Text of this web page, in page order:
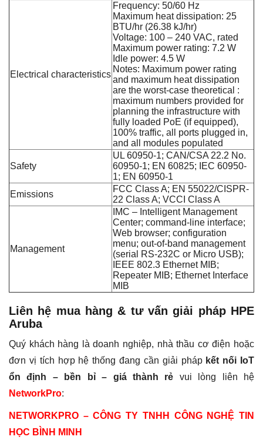
Electrical characteristics
Frequency: 50/60 Hz
Maximum heat dissipation: 25
BTU/hr (26.38 kJ/hr)
Voltage: 100 – 240 VAC, rated
Maximum power rating: 7.2 W
Idle power: 4.5 W
Notes: Maximum power rating
and maximum heat dissipation
are the worst-case theoretical :
maximum numbers provided for
planning the infrastructure with
fully loaded PoE (if equipped),
100% traffic, all ports plugged in,
and all modules populated
Safety
UL 60950-1; CAN/CSA 22.2 No.
60950-1; EN 60825; IEC 60950-
1; EN 60950-1
Emissions
FCC Class A; EN 55022/CISPR-
22 Class A; VCCI Class A
Management
IMC – Intelligent Management
Center; command-line interface;
Web browser; configuration
menu; out-of-band management
(serial RS-232C or Micro USB);
IEEE 802.3 Ethernet MIB;
Repeater MIB; Ethernet Interface
MIB
Liên hệ mua hàng & tư vấn giải pháp HPE
Aruba
Quý khách hàng là doanh nghiệp, nhà thầu cơ điện hoặc
đơn vị tích hợp hệ thống đang cần giải pháp kết nối IoT
ổn định – bền bỉ – giá thành rẻ vui lòng liên hệ
NetworkPro:
NETWORKPRO – CÔNG TY TNHH CÔNG NGHỆ TIN
HỌC BÌNH MINH